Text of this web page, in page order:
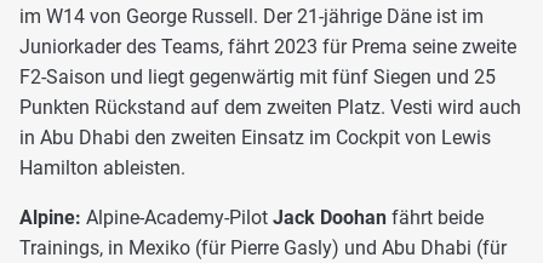
im W14 von George Russell. Der 21-jährige Däne ist im
Juniorkader des Teams, fährt 2023 für Prema seine zweite
F2-Saison und liegt gegenwärtig mit fünf Siegen und 25
Punkten Rückstand auf dem zweiten Platz. Vesti wird auch
in Abu Dhabi den zweiten Einsatz im Cockpit von Lewis
Hamilton ableisten.
Alpine: Alpine-Academy-Pilot Jack Doohan fährt beide
Trainings, in Mexiko (für Pierre Gasly) und Abu Dhabi (für